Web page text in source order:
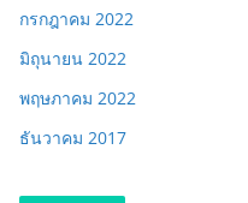
กรกฎาคม 2022
มิถุนายน 2022
พฤษภาคม 2022
ธันวาคม 2017